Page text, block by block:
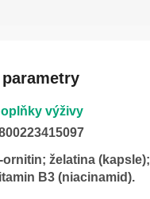
výživy
ornitin; želatina (kapsle);
B3 (niacinamid).